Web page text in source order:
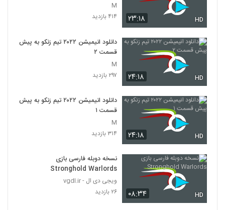
۲۳:۱۸ HD
M
۴۱۴ بازدید
۲۴:۱۸ HD
دانلود انیمیشن ۲۰۲۲ تیم زنکو به پیش
قسمت ۲
M
۲۹۷ بازدید
۲۴:۱۸ HD
دانلود انیمیشن ۲۰۲۲ تیم زنکو به پیش
قسمت ۱
M
۳۱۴ بازدید
۰۸:۳۴ HD
نسخه دوبله فارسی بازی
Stronghold Warlords
ویجی دی ال - vgdl.ir
۲۶ بازدید